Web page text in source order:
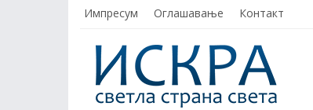
Импресум Оглашавање Контакт